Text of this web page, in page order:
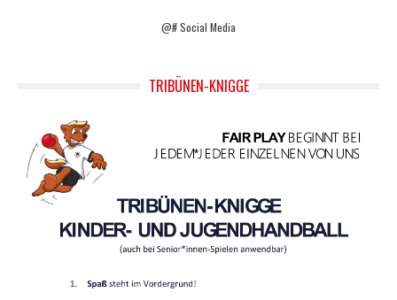
@# Social Media
TRIBÜNEN-KNIGGE